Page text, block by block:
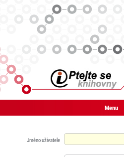
Menu
Jméno uživatele